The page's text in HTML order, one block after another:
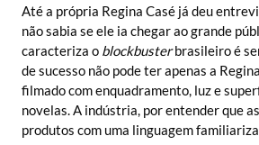
Até a própria Regina Casé já deu
não sabia se ele ia chegar ao grande
caracteriza o blockbusterbrasileiro é
de sucesso não pode ter apenas a
filmado com enquadramento, luz e
novelas. A indústria, por entender que
produtos com uma linguagem